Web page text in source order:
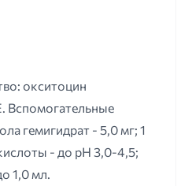
окситоцин
Вспомогательные
гемигидрат - 5,0 мг; 1
- до рН 3,0-4,5;
1,0 мл.